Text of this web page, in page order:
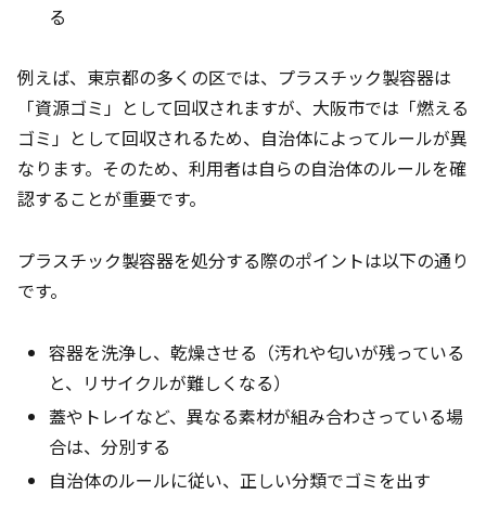
る
例えば、東京都の多くの区では、プラスチック製容器は
「資源ゴミ」として回収されますが、大阪市では「燃える
ゴミ」として回収されるため、自治体によってルールが異
なります。そのため、利用者は自らの自治体のルールを確
認することが重要です。
プラスチック製容器を処分する際のポイントは以下の通り
です。
容器を洗浄し、乾燥させる（汚れや匂いが残っている
と、リサイクルが難しくなる）
蓋やトレイなど、異なる素材が組み合わさっている場
合は、分別する
自治体のルールに従い、正しい分類でゴミを出す